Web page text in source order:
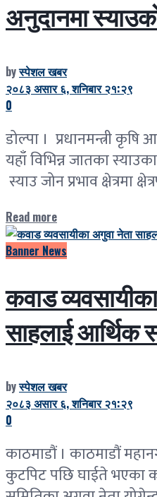
अनुदानमा
byस्पेशल खबर
२०८३ असार ६, शनिबार २१:२९
0
डोल्पा । प्रधानमन्त्री
यहाँ विभिन्न जातका
स्याउ जोन प्रभाव क्षेत्रमा
Read more
Banner News
कवाड
साहलाई आर्थिक
byस्पेशल खबर
२०८३ असार ६, शनिबार २१:२९
0
काठमाडौं । काठमाडौं
कुटपिट पछि घाईते भएका